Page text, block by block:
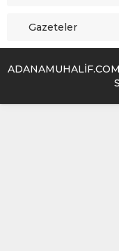
Gazeteler